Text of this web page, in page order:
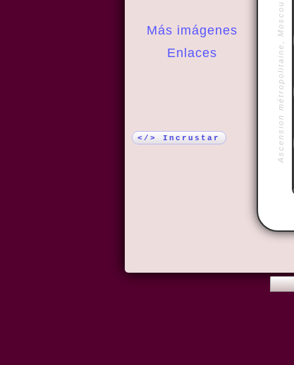
Más imágenes
Enlaces
</> Incrustar Ascension métropolitaine, Moscou